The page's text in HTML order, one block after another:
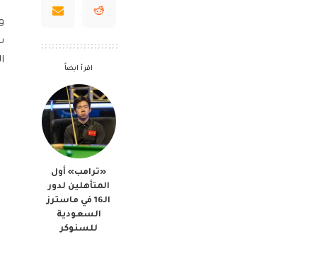
اقرأ ايضاً
«ترامب» أول
المتأهلين لدور
الـ16 في ماسترز
السعودية
للسنوكر